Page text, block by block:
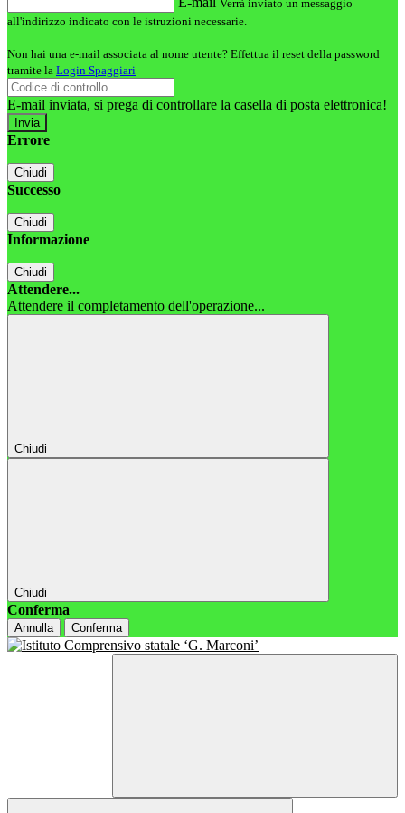
Verrà inviato un messaggio
all'indirizzo indicato con le istruzioni necessarie.
Non hai una e-mail associata al nome utente? Effettua il reset della password
tramite la Login Spaggiari
E-mail inviata, si prega di controllare la casella di posta elettronica!
Errore
Chiudi
Successo
Chiudi
Informazione
Chiudi
Attendere...
Attendere il completamento dell'operazione...
Chiudi
Chiudi
Conferma
Annulla Conferma